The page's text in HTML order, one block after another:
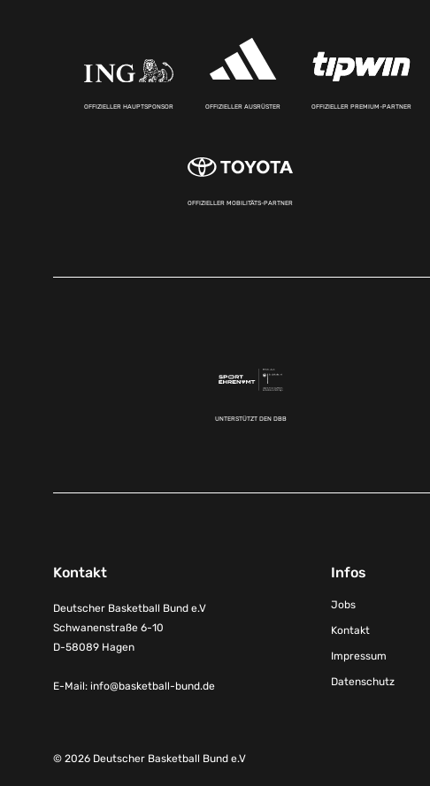
OFFIZIELLER HAUPTSPONSOR OFFIZIELLER AUSRÜSTER OFFIZIELLER PREMIUM-PARTNER
OFFIZIELLER MOBILITÄTS-PARTNER
UNTERSTÜTZT DEN DBB
Kontakt
Deutscher Basketball Bund e.V
Schwanenstraße 6-10
D-58089 Hagen
E-Mail: info@basketball-bund.de
Infos
Jobs
Kontakt
Impressum
Datenschutz
© 2026 Deutscher Basketball Bund e.V